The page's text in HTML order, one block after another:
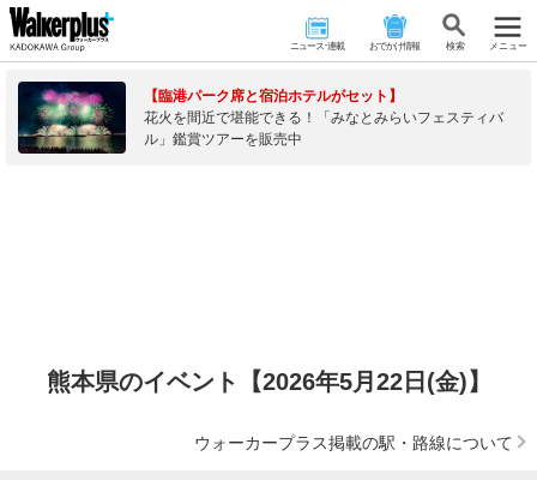
ニュース･連載 おでかけ情報 検 索 メニュー
【臨港パーク席と宿泊ホテルがセット】
花火を間近で堪能できる！「みなとみらいフェスティバ
ル」鑑賞ツアーを販売中
熊本県のイベント【2026年5月22日(金)】
ウォーカープラス掲載の駅・路線について